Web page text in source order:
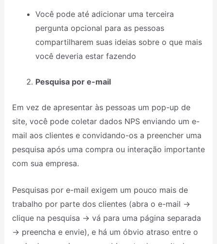
Você pode até adicionar uma terceira
pergunta opcional para as pessoas
compartilharem suas ideias sobre o que mais
você deveria estar fazendo
Pesquisa por e-mail
Em vez de apresentar às pessoas um pop-up de
site, você pode coletar dados NPS enviando um e-
mail aos clientes e convidando-os a preencher uma
pesquisa após uma compra ou interação importante
com sua empresa.
Pesquisas por e-mail exigem um pouco mais de
trabalho por parte dos clientes (abra o e-mail →
clique na pesquisa → vá para uma página separada
→ preencha e envie), e há um óbvio atraso entre o